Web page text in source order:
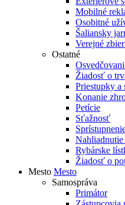
Mobilné
Osobitné
Šaliansky
Verejné
Ostatné
Žiadosť o
Priestupky a
Konanie
Petície
Sťažnosť
Rybárske
Žiadosť o
Mesto Mesto
Samospráva
Primátor